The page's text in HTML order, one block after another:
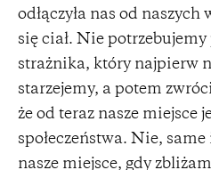
odłączyła nas od naszych
się ciał. Nie potrzebujemy
strażnika, który najpierw
starzejemy, a potem
że od teraz nasze miejsce
społeczeństwa. Nie,
nasze miejsce, gdy